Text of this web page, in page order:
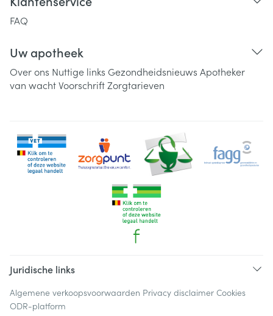
FAQ
Uw apotheek
Over ons Nuttige links Gezondheidsnieuws Apotheker
van wachtVoorschriftZorgtarieven
Juridische links
Algemene verkoopsvoorwaarden Privacy disclaimer Cookies
ODR-platform